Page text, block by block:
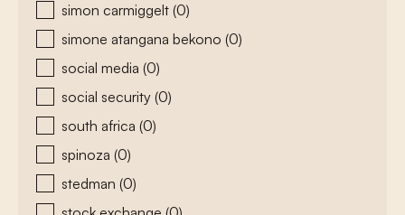
simon carmiggelt (0)
simone atangana bekono (0)
social media (0)
social security (0)
south africa (0)
spinoza (0)
stedman (0)